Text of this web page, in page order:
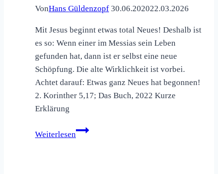
VonHans Güldenzopf 30.06.202022.03.2026
Mit Jesus beginnt etwas total Neues! Deshalb ist
es so: Wenn einer im Messias sein Leben
gefunden hat, dann ist er selbst eine neue
Schöpfung. Die alte Wirklichkeit ist vorbei.
Achtet darauf: Etwas ganz Neues hat begonnen!
2. Korinther 5,17; Das Buch, 2022 Kurze
Erklärung
Weiterlesen
Mit